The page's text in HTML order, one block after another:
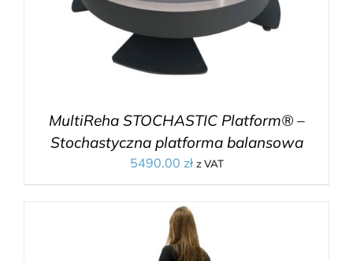
MultiReha STOCHASTIC Platform® –
Stochastyczna platforma balansowa
5490.00 zł z VAT